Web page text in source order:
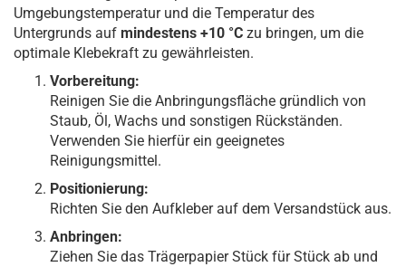
Umgebungstemperatur und die Temperatur des
Untergrunds auf mindestens +10 °C zu bringen, um die
optimale Klebekraft zu gewährleisten.
Vorbereitung:
Reinigen Sie die Anbringungsfläche gründlich von
Staub, Öl, Wachs und sonstigen Rückständen.
Verwenden Sie hierfür ein geeignetes
Reinigungsmittel.
Positionierung:
Richten Sie den Aufkleber auf dem Versandstück aus.
Anbringen:
Ziehen Sie das Trägerpapier Stück für Stück ab und